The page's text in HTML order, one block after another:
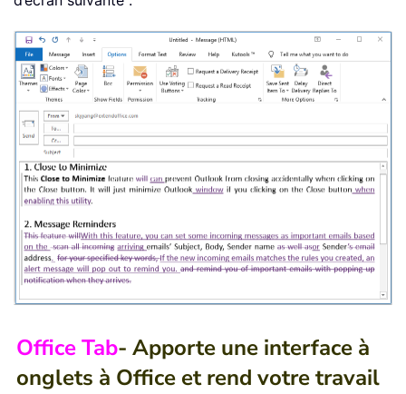
Office Tab- Apporte une interface à
onglets à Office et rend votre travail